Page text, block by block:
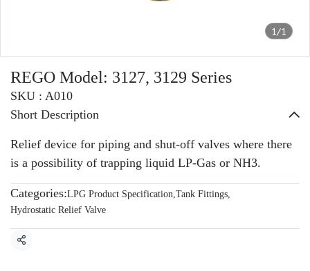
1/1
REGO Model: 3127, 3129 Series
SKU : A010
Short Description
Relief device for piping and shut-off valves where there
is a possibility of trapping liquid LP-Gas or NH3.
Categories:LPG Product Specification,Tank Fittings,
Hydrostatic Relief Valve
Share